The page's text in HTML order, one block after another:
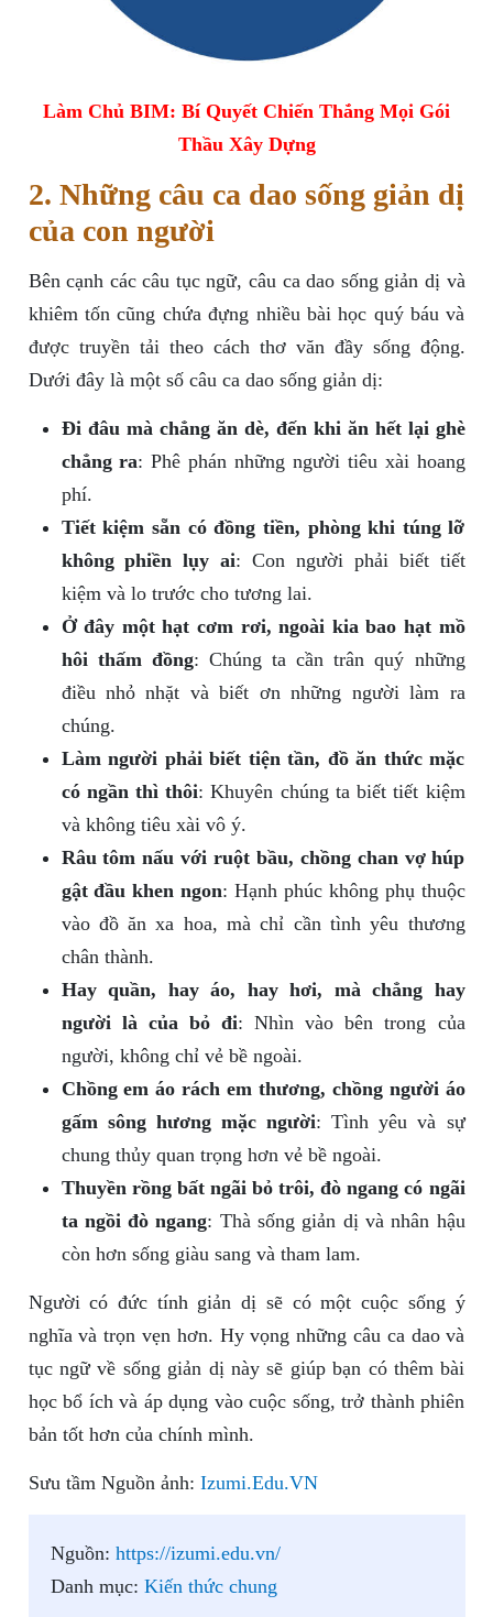
Làm Chủ BIM: Bí Quyết Chiến Thắng Mọi Gói
Thầu Xây Dựng
2. Những câu ca dao sống giản dị
của con người
Bên cạnh các câu tục ngữ, câu ca dao sống giản dị và
khiêm tốn cũng chứa đựng nhiều bài học quý báu và
được truyền tải theo cách thơ văn đầy sống động.
Dưới đây là một số câu ca dao sống giản dị:
Đi đâu mà chẳng ăn dè, đến khi ăn hết lại ghè
chẳng ra: Phê phán những người tiêu xài hoang
phí.
Tiết kiệm sẵn có đồng tiền, phòng khi túng lỡ
không phiền lụy ai: Con người phải biết tiết
kiệm và lo trước cho tương lai.
Ở đây một hạt cơm rơi, ngoài kia bao hạt mồ
hôi thấm đồng: Chúng ta cần trân quý những
điều nhỏ nhặt và biết ơn những người làm ra
chúng.
Làm người phải biết tiện tần, đồ ăn thức mặc
có ngần thì thôi: Khuyên chúng ta biết tiết kiệm
và không tiêu xài vô ý.
Râu tôm nấu với ruột bầu, chồng chan vợ húp
gật đầu khen ngon: Hạnh phúc không phụ thuộc
vào đồ ăn xa hoa, mà chỉ cần tình yêu thương
chân thành.
Hay quần, hay áo, hay hơi, mà chẳng hay
người là của bỏ đi: Nhìn vào bên trong của
người, không chỉ vẻ bề ngoài.
Chồng em áo rách em thương, chồng người áo
gấm sông hương mặc người: Tình yêu và sự
chung thủy quan trọng hơn vẻ bề ngoài.
Thuyền rồng bất ngãi bỏ trôi, đò ngang có ngãi
ta ngồi đò ngang: Thà sống giản dị và nhân hậu
còn hơn sống giàu sang và tham lam.
Người có đức tính giản dị sẽ có một cuộc sống ý
nghĩa và trọn vẹn hơn. Hy vọng những câu ca dao và
tục ngữ về sống giản dị này sẽ giúp bạn có thêm bài
học bổ ích và áp dụng vào cuộc sống, trở thành phiên
bản tốt hơn của chính mình.
Sưu tầm Nguồn ảnh: Izumi.Edu.VN
Nguồn: https://izumi.edu.vn/
Danh mục: Kiến thức chung